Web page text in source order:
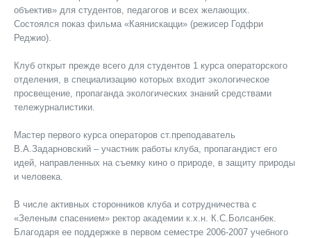
объектив» для студентов, педагогов и всех желающих.
Состоялся показ фильма «Каянискацци» (режисер Годфри
Реджио).
Клуб открыт прежде всего для студентов 1 курса операторского
отделения, в специализацию которых входит экологическое
просвещение, пропаганда экологических знаний средствами
тележурналистики.
Мастер первого курса операторов ст.преподаватель
В.А.Задарновский – участник работы клуба, пропагандист его
идей, направленных на съемку кино о природе, в защиту природы
и человека.
В числе активных сторонников клуба и сотрудничества с
«Зеленым спасением» ректор академии к.х.н. К.С.Болсанбек.
Благодаря ее поддержке в первом семестре 2006-2007 учебного